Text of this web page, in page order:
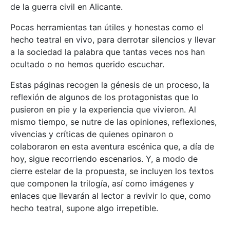
de la guerra civil en Alicante.
Pocas herramientas tan útiles y honestas como el
hecho teatral en vivo, para derrotar silencios y llevar
a la sociedad la palabra que tantas veces nos han
ocultado o no hemos querido escuchar.
Estas páginas recogen la génesis de un proceso, la
reflexión de algunos de los protagonistas que lo
pusieron en pie y la experiencia que vivieron. Al
mismo tiempo, se nutre de las opiniones, reflexiones,
vivencias y críticas de quienes opinaron o
colaboraron en esta aventura escénica que, a día de
hoy, sigue recorriendo escenarios. Y, a modo de
cierre estelar de la propuesta, se incluyen los textos
que componen la trilogía, así como imágenes y
enlaces que llevarán al lector a revivir lo que, como
hecho teatral, supone algo irrepetible.